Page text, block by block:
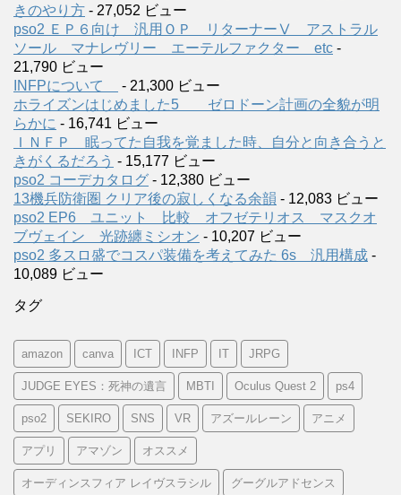
きのやり方 - 27,052 ビュー
pso2 ＥＰ６向け 汎用ＯＰ リターナーⅤ アストラル
ソール マナレヴリー エーテルファクター etc -
21,790 ビュー
INFPについて
- 21,300 ビュー
ホライズンはじめました5 ゼロドーン計画の全貌が明
らかに - 16,741 ビュー
ＩＮＦＰ 眠ってた自我を覚ました時、自分と向き合うと
きがくるだろう - 15,177 ビュー
pso2 コーデカタログ - 12,380 ビュー
13機兵防衛圏 クリア後の寂しくなる余韻 - 12,083 ビュー
pso2 EP6 ユニット 比較 オフゼテリオス マスクオ
ブヴェイン 光跡纏ミシオン - 10,207 ビュー
pso2 多スロ盛でコスパ装備を考えてみた 6s 汎用構成 -
10,089 ビュー
タグ
amazon canva ICT INFP IT JRPG
JUDGE EYES：死神の遺言 MBTI Oculus Quest 2 ps4
pso2 SEKIRO SNS VR アズールレーン アニメ
アプリ アマゾン オススメ
オーディンスフィア レイヴスラシル グーグルアドセンス